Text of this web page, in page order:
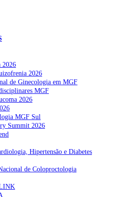
aos cheques psicólogo e nutricionista no
endoscópica do ouvido com apoio
sobre eventual gestão privada da
riscos no novo sistema de acesso a
de que precisa?
2026
2026
de Ginecologia em MGF
MGF
2026
MGF Sul
Summit 2026
Hipertensão e Diabetes
de Coloproctologia